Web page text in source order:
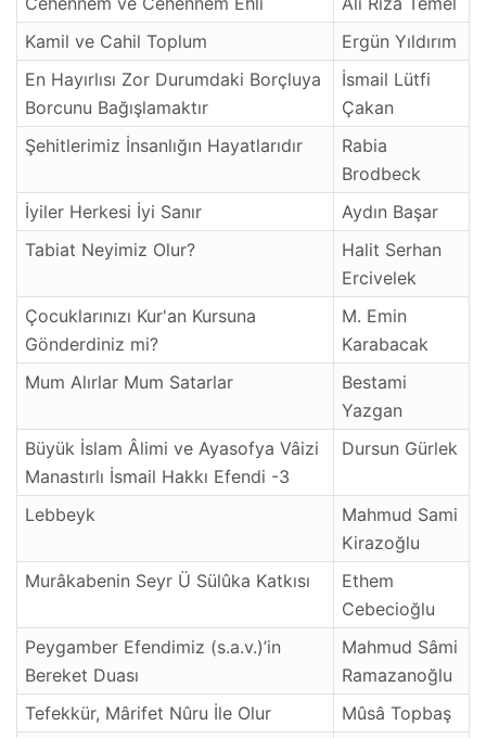
Kamil ve Cahil Toplum
Ergün Yıldırım
En Hayırlısı Zor Durumdaki Borçluya
Borcunu Bağışlamaktır
İsmail Lütfi
Çakan
Şehitlerimiz İnsanlığın Hayatlarıdır
Rabia
Brodbeck
İyiler Herkesi İyi Sanır
Aydın Başar
Tabiat Neyimiz Olur?
Halit Serhan
Ercivelek
Çocuklarınızı Kur'an Kursuna
Gönderdiniz mi?
M. Emin
Karabacak
Mum Alırlar Mum Satarlar
Bestami
Yazgan
Büyük İslam Âlimi ve Ayasofya Vâizi
Manastırlı İsmail Hakkı Efendi -3
Dursun Gürlek
Lebbeyk
Mahmud Sami
Kirazoğlu
Murâkabenin Seyr Ü Sülûka Katkısı
Ethem
Cebecioğlu
Peygamber Efendimiz (s.a.v.)’in
Bereket Duası
Mahmud Sâmi
Ramazanoğlu
Tefekkür, Mârifet Nûru İle Olur
Mûsâ Topbaş